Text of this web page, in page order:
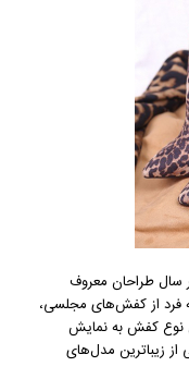
سال طراحان معروف
فرد از کفش‌های مجلسی،
نوع کفش به نمایش
زیباترین مدل‌های